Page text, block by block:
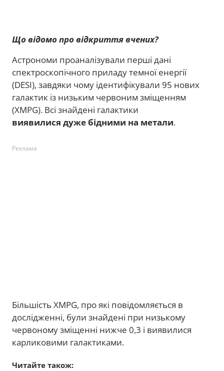
Що відомо про відкриття вчених?
Астрономи проаналізували перші дані
спектроскопічного приладу темної енергії
(DESI), завдяки чому ідентифікували 95 нових
галактик із низьким червоним зміщенням
(XMPG). Всі знайдені галактики
виявилися дуже бідними на метали.
Реклама
Більшість XMPG, про які повідомляється в
дослідженні, були знайдені при низькому
червоному зміщенні нижче 0,3 і виявилися
карликовими галактиками.
Читайте також: